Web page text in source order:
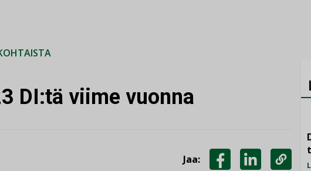
DI:tä viime vuonna
Jaa: